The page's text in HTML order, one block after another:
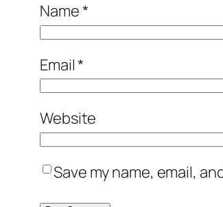
Name*
Email*
Website
Save my name, email,